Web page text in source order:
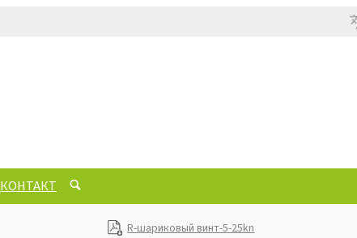
КОНТАКТ
R-шариковый винт-5-25kn